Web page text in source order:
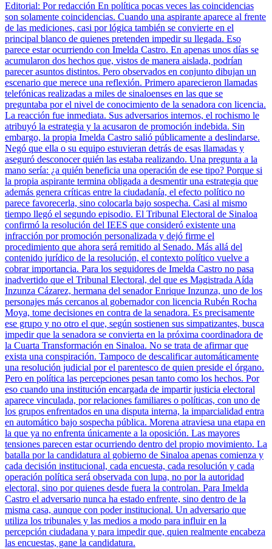
Editorial: Por redacción En política pocas veces las coincidencias
son solamente coincidencias. Cuando una aspirante aparece al frente
de las mediciones, casi por lógica también se convierte en el
principal blanco de quienes pretenden impedir su llegada. Eso
parece estar ocurriendo con Imelda Castro. En apenas unos días se
acumularon dos hechos que, vistos de manera aislada, podrían
parecer asuntos distintos. Pero observados en conjunto dibujan un
escenario que merece una reflexión. Primero aparecieron llamadas
telefónicas realizadas a miles de sinaloenses en las que se
preguntaba por el nivel de conocimiento de la senadora con licencia.
La reacción fue inmediata. Sus adversarios internos, el rochismo le
atribuyó la estrategia y la acusaron de promoción indebida. Sin
embargo, la propia Imelda Castro salió públicamente a deslindarse.
Negó que ella o su equipo estuvieran detrás de esas llamadas y
aseguró desconocer quién las estaba realizando. Una pregunta a la
mano sería: ¿a quién beneficia una operación de ese tipo? Porque si
la propia aspirante termina obligada a desmentir una estrategia que
además genera críticas entre la ciudadanía, el efecto político no
parece favorecerla, sino colocarla bajo sospecha. Casi al mismo
tiempo llegó el segundo episodio. El Tribunal Electoral de Sinaloa
confirmó la resolución del IEES que consideró existente una
infracción por promoción personalizada y dejó firme el
procedimiento que ahora será remitido al Senado. Más allá del
contenido jurídico de la resolución, el contexto político vuelve a
cobrar importancia. Para los seguidores de Imelda Castro no pasa
inadvertido que el Tribunal Electoral, del que es Magistrada Aída
Inzunza Cázarez, hermana del senador Enrique Inzunza, uno de los
personajes más cercanos al gobernador con licencia Rubén Rocha
Moya, tome decisiones en contra de la senadora. Es precisamente
ese grupo y no otro el que, según sostienen sus simpatizantes, busca
impedir que la senadora se convierta en la próxima coordinadora de
la Cuarta Transformación en Sinaloa. No se trata de afirmar que
exista una conspiración. Tampoco de descalificar automáticamente
una resolución judicial por el parentesco de quien preside el órgano.
Pero en política las percepciones pesan tanto como los hechos. Por
eso cuando una institución encargada de impartir justicia electoral
aparece vinculada, por relaciones familiares o políticas, con uno de
los grupos enfrentados en una disputa interna, la imparcialidad entra
en automático bajo sospecha pública. Morena atraviesa una etapa en
la que ya no enfrenta únicamente a la oposición. Las mayores
tensiones parecen estar ocurriendo dentro del propio movimiento. La
batalla por la candidatura al gobierno de Sinaloa apenas comienza y
cada decisión institucional, cada encuesta, cada resolución y cada
operación política será observada con lupa, no por la autoridad
electoral, sino por quienes desde fuera la controlan. Para Imelda
Castro el adversario nunca ha estado enfrente, sino dentro de la
misma casa, aunque con poder institucional. Un adversario que
utiliza los tribunales y las medios a modo para influir en la
percepción ciudadana y para impedir que, quien realmente encabeza
las encuestas, gane la candidatura.